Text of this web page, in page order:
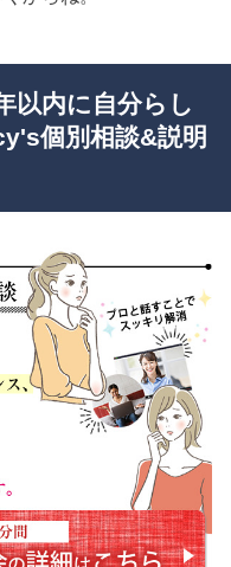
以内に自分らし
個別相談&説明